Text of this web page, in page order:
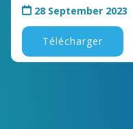
28 September 2023
Télécharger